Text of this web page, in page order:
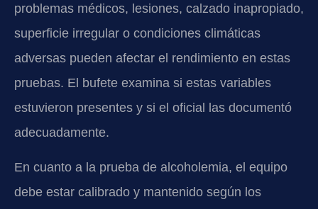
problemas médicos, lesiones, calzado inapropiado,
superficie irregular o condiciones climáticas
adversas pueden afectar el rendimiento en estas
pruebas. El bufete examina si estas variables
estuvieron presentes y si el oficial las documentó
adecuadamente.
En cuanto a la prueba de alcoholemia, el equipo
debe estar calibrado y mantenido según los